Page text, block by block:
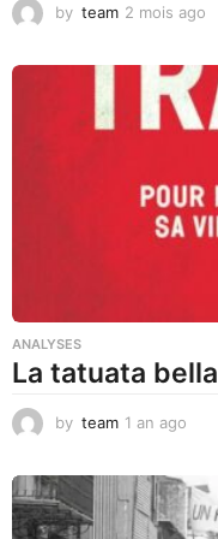
by team 2 mois ago
s
a
ANALYSES
La tatuata bella
by team 1 an ago
a
g